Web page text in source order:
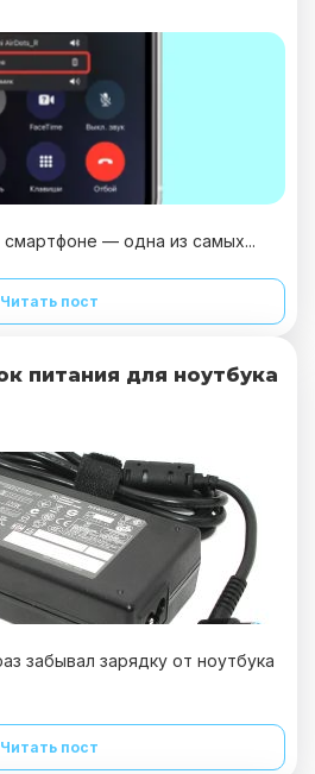
— одна из самых...
Читать пост
питания для ноутбука
забывал зарядку от ноутбука
Читать пост